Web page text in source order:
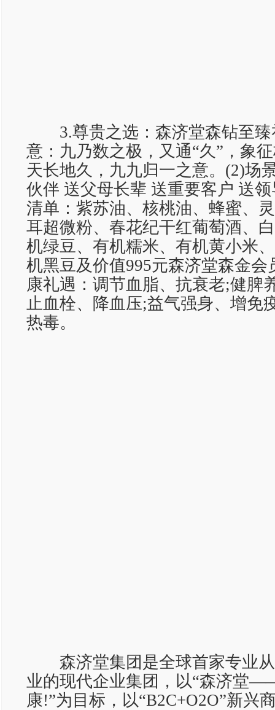
3.尊贵之选：森济堂森钻至臻
意：九乃数之极，又通“久”，象
天长地久，九九归一之意。(2)场
伙伴 送父母长辈 送重要客户 送
清单：紫苏油、核桃油、蜂蜜、
耳超微粉、春花纪干红葡萄酒、
机绿豆、有机糯米、有机黄小米
机黑豆及价值995元森济堂森金会
康礼遇：调节血脂、抗衰老;健脾
止血栓、降血压;益气强身、增免
热毒。
森济堂集团是全球首家专业从
业的现代企业集团，以“森济堂
康!”为目标，以“B2C+O2O”新兴